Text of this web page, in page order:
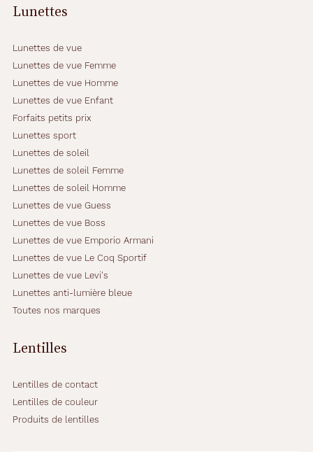
Lunettes
Lunettes de vue
Lunettes de vue Femme
Lunettes de vue Homme
Lunettes de vue Enfant
Forfaits petits prix
Lunettes sport
Lunettes de soleil
Lunettes de soleil Femme
Lunettes de soleil Homme
Lunettes de vue Guess
Lunettes de vue Boss
Lunettes de vue Emporio Armani
Lunettes de vue Le Coq Sportif
Lunettes de vue Levi's
Lunettes anti-lumière bleue
Toutes nos marques
Lentilles
Lentilles de contact
Lentilles de couleur
Produits de lentilles